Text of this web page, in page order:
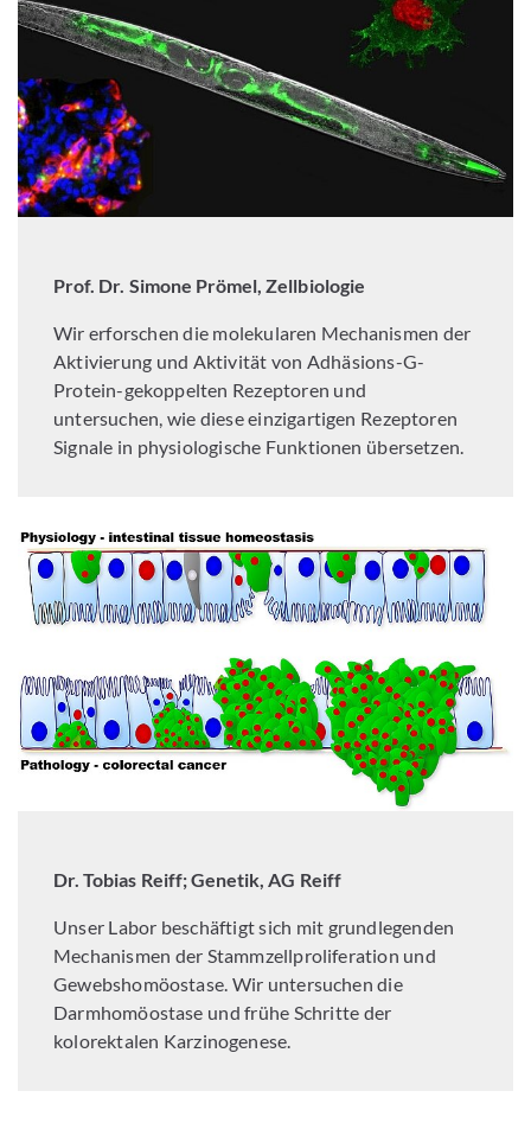
Prof. Dr. Simone Prömel, Zellbiologie
Wir erforschen die molekularen Mechanismen der
Aktivierung und Aktivität von Adhäsions-G-
Protein-gekoppelten Rezeptoren und
untersuchen, wie diese einzigartigen Rezeptoren
Signale in physiologische Funktionen übersetzen.
Dr. Tobias Reiff;Genetik, AG Reiff
Unser Labor beschäftigt sich mit grundlegenden
Mechanismen der Stammzellproliferation und
Gewebshomöostase. Wir untersuchen die
Darmhomöostase und frühe Schritte der
kolorektalen Karzinogenese.